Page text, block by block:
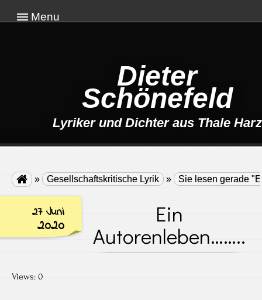
Menu
Dieter
Schönefeld
Lyriker und Dichter aus Thale Harz
 » Gesellschaftskritische Lyrik » Sie lesen gerade
27 Juni
2020
Ein
Autorenleben……..
Views: 0